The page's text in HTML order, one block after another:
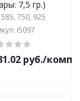
7,5 гр.)
750, 925
i5097
руб./